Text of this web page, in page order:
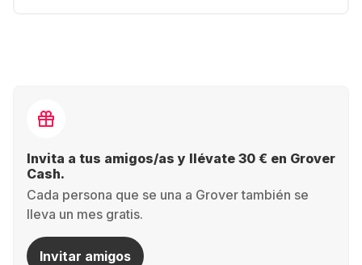
Invita a tus amigos/as y llévate 30 € en Grover
Cash.
Cada persona que se una a Grover también se
lleva un mes gratis.
Invitar amigos